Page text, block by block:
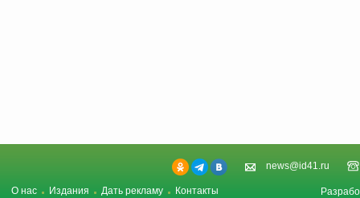
news@id41.ru
О нас Издания Дать рекламу Контакты